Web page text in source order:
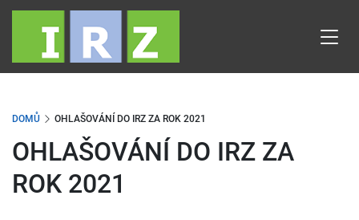
Přejít
obsahu
DOMŮ OHLAŠOVÁNÍ DO IRZ ZA ROK 2021
OHLAŠOVÁNÍ DO IRZ ZA
ROK 2021